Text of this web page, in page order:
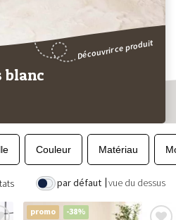
blanc
Découvrir ce produit
Couleur Matériau
par défaut vue du dessus
promo -38%